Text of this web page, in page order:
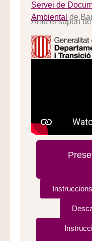
Servei de
Ambiental de
Amb el suport